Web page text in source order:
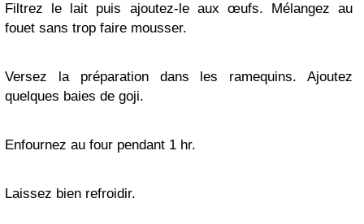
Filtrez le lait puis ajoutez-le aux œufs. Mélangez au
fouet sans trop faire mousser.
Versez la préparation dans les ramequins. Ajoutez
quelques baies de goji.
Enfournez au four pendant 1 hr.
Laissez bien refroidir.